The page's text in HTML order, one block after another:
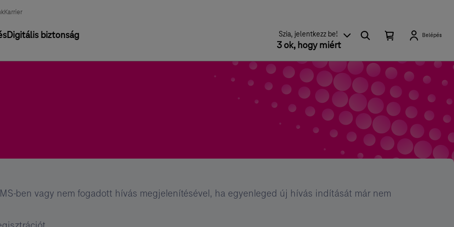
Karrier
Digitális biztonság Szia, jelentkezz be!
3 ok, hogy miért
KeresésKosárban
található
0
Kosár
Belépés
ben vagy nem fogadott hívás megjelenítésével, ha egyenleged új hívás indítását már nem